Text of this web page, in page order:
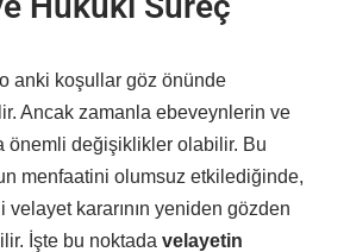
anki koşullar göz önünde
Ancak zamanla ebeveynlerin ve
önemli değişiklikler olabilir. Bu
menfaatini olumsuz etkilediğinde,
kararının yeniden gözden
İşte bu noktada velayetin